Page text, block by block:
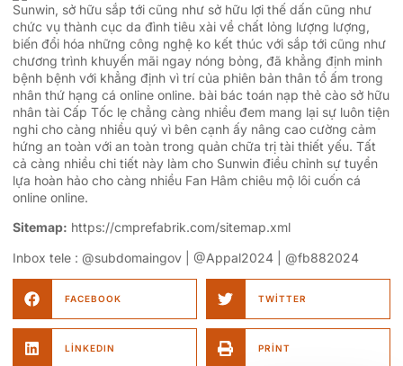
Sunwin, sở hữu sắp tới cũng như sở hữu lợi thế dấn cũng như
chức vụ thành cục da đình tiêu xài về chất lỏng lượng lượng,
biến đổi hóa những công nghệ ko kết thúc với sắp tới cũng như
chương trình khuyến mãi ngay nóng bỏng, đã khẳng định minh
bệnh bệnh với khẳng định vì trí của phiên bản thân tổ ấm trong
nhân thứ hạng cá online online. bài bác toán nạp thẻ cào sở hữu
nhân tài Cấp Tốc lẹ chẳng càng nhiều đem mang lại sự luôn tiện
nghi cho càng nhiều quý vì bên cạnh ấy nâng cao cường cảm
hứng an toàn với an toàn trong quản chữa trị tài thiết yếu. Tất
cả càng nhiều chi tiết này làm cho Sunwin điều chỉnh sự tuyển
lựa hoàn hảo cho càng nhiều Fan Hâm chiêu mộ lôi cuốn cá
online online.
Sitemap: https://cmprefabrik.com/sitemap.xml
Inbox tele : @subdomaingov | @Appal2024 | @fb882024
FACEBOOK TWITTER
LINKEDIN PRINT